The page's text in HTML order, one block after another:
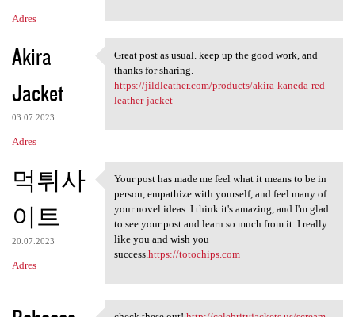
Adres
Akira
Jacket
03.07.2023
Adres
Great post as usual. keep up
Great post as usual. keep up the good work, and
thanks for sharing.
https://jildleather.com/products/akira-kaneda-red-
leather-jacket
먹튀사
이트
20.07.2023
Adres
Your post has made me feel
Your post has made me feel what it means to be in
person, empathize with yourself, and feel many of
your novel ideas. I think it's amazing, and I'm glad
to see your post and learn so much from it. I really
like you and wish you
success. https://totochips.com